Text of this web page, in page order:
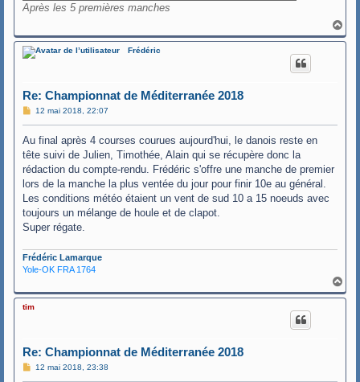
Après les 5 premières manches
a
u
Frédéric
Re: Championnat de Méditerranée 2018
M
s
g
e
12 mai 2018, 22:07
Au final après 4 courses courues aujourd'hui, le danois reste en
tête suivi de Julien, Timothée, Alain qui se récupère donc la
rédaction du compte-rendu. Frédéric s'offre une manche de premier
lors de la manche la plus ventée du jour pour finir 10e au général.
Les conditions météo étaient un vent de sud 10 a 15 noeuds avec
toujours un mélange de houle et de clapot.
Super régate.
Frédéric Lamarque
Yole-OK FRA 1764
a
u
tim
Re: Championnat de Méditerranée 2018
M
12 mai 2018, 23:38